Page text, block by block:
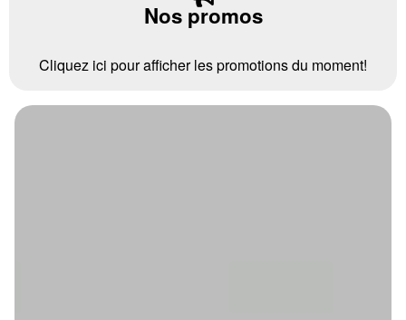
Nos promos
Cliquez ici pour afficher les promotions du moment!